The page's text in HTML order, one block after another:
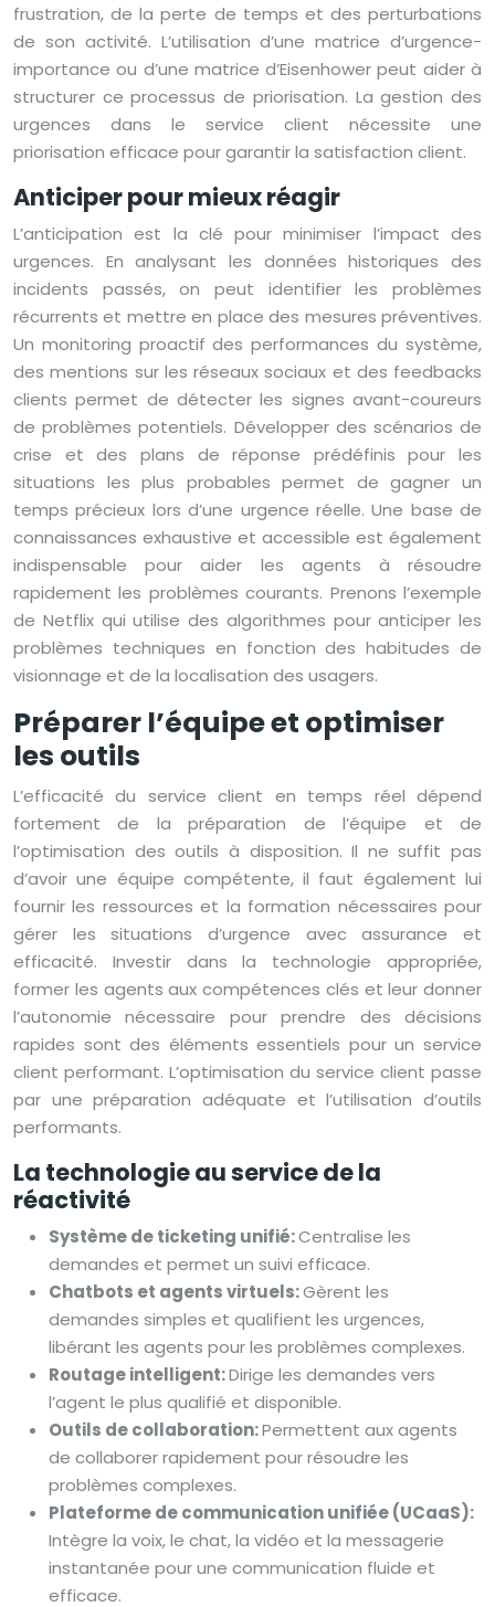
frustration, de la perte de temps et des perturbations
de son activité. L’utilisation d’une matrice d’urgence-
importance ou d’une matrice d’Eisenhower peut aider à
structurer ce processus de priorisation. La gestion des
urgences dans le service client nécessite une
priorisation efficace pour garantir la satisfaction client.
Anticiper pour mieux réagir
L’anticipation est la clé pour minimiser l’impact des
urgences. En analysant les données historiques des
incidents passés, on peut identifier les problèmes
récurrents et mettre en place des mesures préventives.
Un monitoring proactif des performances du système,
des mentions sur les réseaux sociaux et des feedbacks
clients permet de détecter les signes avant-coureurs
de problèmes potentiels. Développer des scénarios de
crise et des plans de réponse prédéfinis pour les
situations les plus probables permet de gagner un
temps précieux lors d’une urgence réelle. Une base de
connaissances exhaustive et accessible est également
indispensable pour aider les agents à résoudre
rapidement les problèmes courants. Prenons l’exemple
de Netflix qui utilise des algorithmes pour anticiper les
problèmes techniques en fonction des habitudes de
visionnage et de la localisation des usagers.
Préparer l’équipe et optimiser
les outils
L’efficacité du service client en temps réel dépend
fortement de la préparation de l’équipe et de
l’optimisation des outils à disposition. Il ne suffit pas
d’avoir une équipe compétente, il faut également lui
fournir les ressources et la formation nécessaires pour
gérer les situations d’urgence avec assurance et
efficacité. Investir dans la technologie appropriée,
former les agents aux compétences clés et leur donner
l’autonomie nécessaire pour prendre des décisions
rapides sont des éléments essentiels pour un service
client performant. L’optimisation du service client passe
par une préparation adéquate et l’utilisation d’outils
performants.
La technologie au service de la
réactivité
Système de ticketing unifié:Centralise les
demandes et permet un suivi efficace.
Chatbots et agents virtuels:Gèrent les
demandes simples et qualifient les urgences,
libérant les agents pour les problèmes complexes.
Routage intelligent:Dirige les demandes vers
l’agent le plus qualifié et disponible.
Outils de collaboration:Permettent aux agents
de collaborer rapidement pour résoudre les
problèmes complexes.
Plateforme de communication unifiée (UCaaS):
Intègre la voix, le chat, la vidéo et la messagerie
instantanée pour une communication fluide et
efficace.